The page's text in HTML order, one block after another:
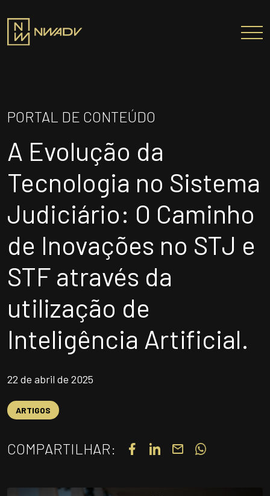
Entregas e Soluções
Pensamento Inovador
Prêmios/Reconhecimentos
PROFISSIONAIS
ÁREAS DE ATUAÇÃO
INSTITUTO NELSON WILIANS
ATUAÇÃO INTERNACIONAL
UNIDADES
OPORTUNIDADES/CARREIRA
PORTAL DE CONTEÚDO
PRIVACIDADE
| A Alto contraste
PORTAL DE CONTEÚDO
A Evolução da
Tecnologia no Sistema
Judiciário: O Caminho
de Inovações no STJ e
STF através da
utilização de
Inteligência Artificial.
22 de abril de 2025
ARTIGOS
COMPARTILHAR: